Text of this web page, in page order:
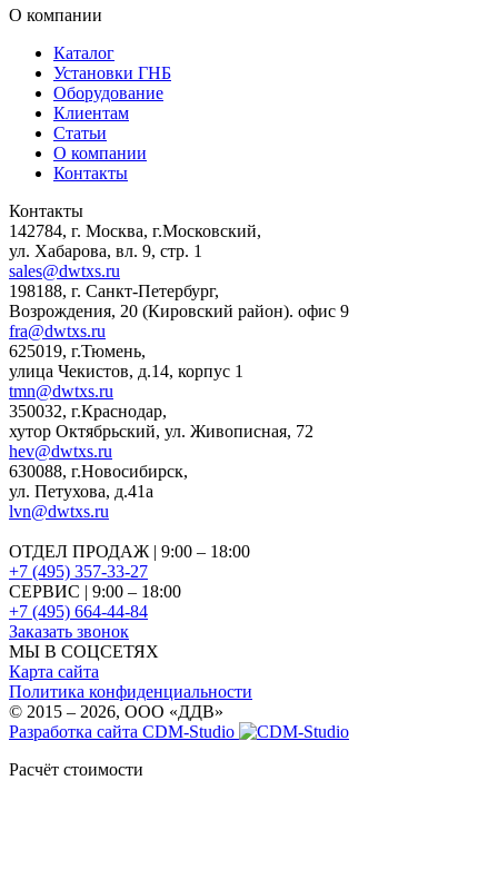
О компании
Каталог
Установки ГНБ
Оборудование
Клиентам
Статьи
О компании
Контакты
Контакты
142784, г. Москва, г.Московский,
ул. Хабарова, вл. 9, стр. 1
sales@dwtxs.ru
198188, г. Санкт-Петербург,
Возрождения, 20 (Кировский район). офис 9
fra@dwtxs.ru
625019, г.Тюмень,
улица Чекистов, д.14, корпус 1
tmn@dwtxs.ru
350032, г.Краснодар,
хутор Октябрьский, ул. Живописная, 72
hev@dwtxs.ru
630088, г.Новосибирск,
ул. Петухова, д.41а
lvn@dwtxs.ru
ОТДЕЛ ПРОДАЖ | 9:00 – 18:00
+7 (495) 357-33-27
СЕРВИС | 9:00 – 18:00
+7 (495) 664-44-84
Заказать звонок
МЫ В СОЦСЕТЯХ
Карта сайта
Политика конфиденциальности
© 2015 – 2026, OOO «ДДВ»
Разработка сайта CDM-Studio
Расчёт стоимости